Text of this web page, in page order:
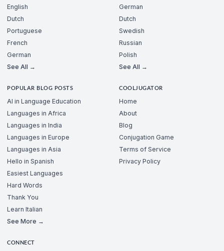
English
Dutch
Portuguese
French
German
See All →
German
Dutch
Swedish
Russian
Polish
See All →
POPULAR BLOG POSTS
AI in Language Education
Languages in Africa
Languages in India
Languages in Europe
Languages in Asia
Hello in Spanish
Easiest Languages
Hard Words
Thank You
Learn Italian
See More →
COOLJUGATOR
Home
About
Blog
Conjugation Game
Terms of Service
Privacy Policy
CONNECT